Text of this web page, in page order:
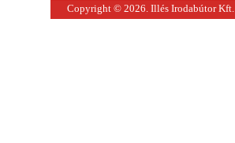
Copyright © 2026. Illés Irodabútor Kft.